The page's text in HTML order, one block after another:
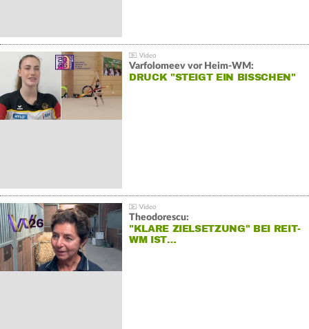
Varfolomeev vor Heim-WM:
DRUCK "STEIGT EIN BISSCHEN"
Theodorescu:
"KLARE ZIELSETZUNG" BEI REIT-
WM IST…